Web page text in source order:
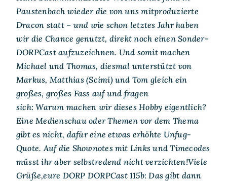
Paustenbach wieder die von uns mitproduzierte
Dracon statt – und wie schon letztes Jahr haben
wir die Chance genutzt, direkt noch einen Sonder-
DORPCast aufzuzeichnen. Und somit machen
Michael und Thomas, diesmal unterstützt von
Markus, Matthias (Scimi) und Tom gleich ein
großes, großes Fass auf und fragen
sich: Warum machen wir dieses Hobby eigentlich?
Eine Medienschau oder Themen vor dem Thema
gibt es nicht, dafür eine etwas erhöhte Unfug-
Quote. Auf die Shownotes mit Links und Timecodes
müsst ihr aber selbstredend nicht verzichten!Viele
Grüße,eure DORP DORPCast 115b: Das gibt dann